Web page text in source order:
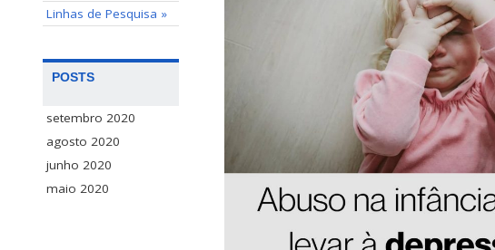
Linhas de Pesquisa »
POSTS
setembro 2020
agosto 2020
junho 2020
maio 2020